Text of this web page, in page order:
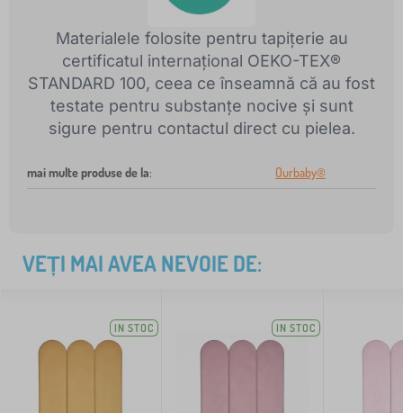
Materialele folosite pentru tapițerie au
certificatul internațional OEKO-TEX®
STANDARD 100, ceea ce înseamnă că au fost
testate pentru substanțe nocive și sunt
sigure pentru contactul direct cu pielea.
mai multe produse de la: Ourbaby®
VEȚI MAI AVEA NEVOIE DE:
IN STOC IN STOC